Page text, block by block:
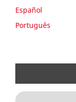
Español
Português